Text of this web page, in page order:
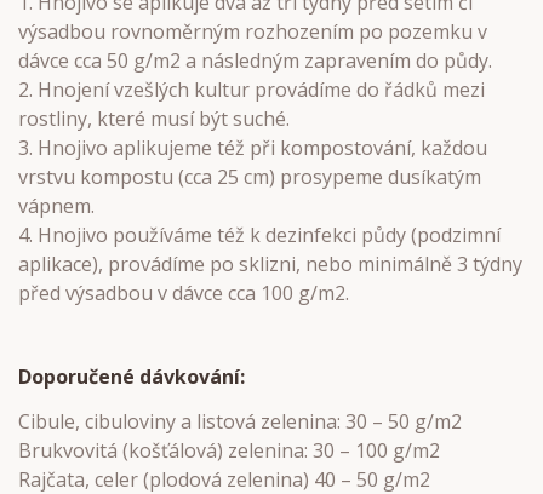
výsadbou rovnoměrným rozhozením po pozemku v
dávce cca 50 g/m2 a následným zapravením do půdy.
2. Hnojení vzešlých kultur provádíme do řádků mezi
rostliny, které musí být suché.
3. Hnojivo aplikujeme též při kompostování, každou
vrstvu kompostu (cca 25 cm) prosypeme dusíkatým
vápnem.
4. Hnojivo používáme též k dezinfekci půdy (podzimní
aplikace), provádíme po sklizni, nebo minimálně 3 týdny
před výsadbou v dávce cca 100 g/m2.
Doporučené dávkování:
Cibule, cibuloviny a listová zelenina: 30 – 50 g/m2
Brukvovitá (košťálová) zelenina: 30 – 100 g/m2
Rajčata, celer (plodová zelenina) 40 – 50 g/m2